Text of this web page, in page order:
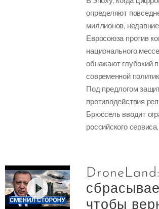
определяют
миллионов,
Евросоюза против
национального
обнажают глубокий
современной
Под предлогом
противодействия
Брюссель вводит
российского
чтобы